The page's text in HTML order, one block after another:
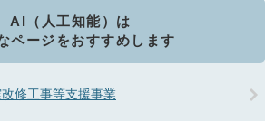
AI（人工知能）は
ページをおすすめします
修工事等支援事業